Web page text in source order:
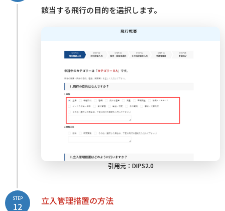
該当する飛行の目的を選択します。
引用元： DIPS2.0
立入管理措置の方法
STEP
12